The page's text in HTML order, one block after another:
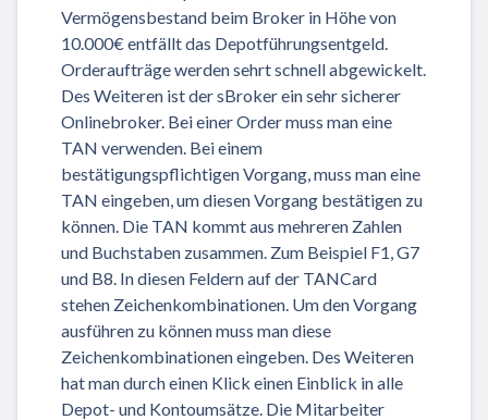
Vermögensbestand beim Broker in Höhe von
10.000€ entfällt das Depotführungsentgeld.
Orderaufträge werden sehrt schnell abgewickelt.
Des Weiteren ist der sBroker ein sehr sicherer
Onlinebroker. Bei einer Order muss man eine
TAN verwenden. Bei einem
bestätigungspflichtigen Vorgang, muss man eine
TAN eingeben, um diesen Vorgang bestätigen zu
können. Die TAN kommt aus mehreren Zahlen
und Buchstaben zusammen. Zum Beispiel F1, G7
und B8. In diesen Feldern auf der TANCard
stehen Zeichenkombinationen. Um den Vorgang
ausführen zu können muss man diese
Zeichenkombinationen eingeben. Des Weiteren
hat man durch einen Klick einen Einblick in alle
Depot- und Kontoumsätze. Die Mitarbeiter